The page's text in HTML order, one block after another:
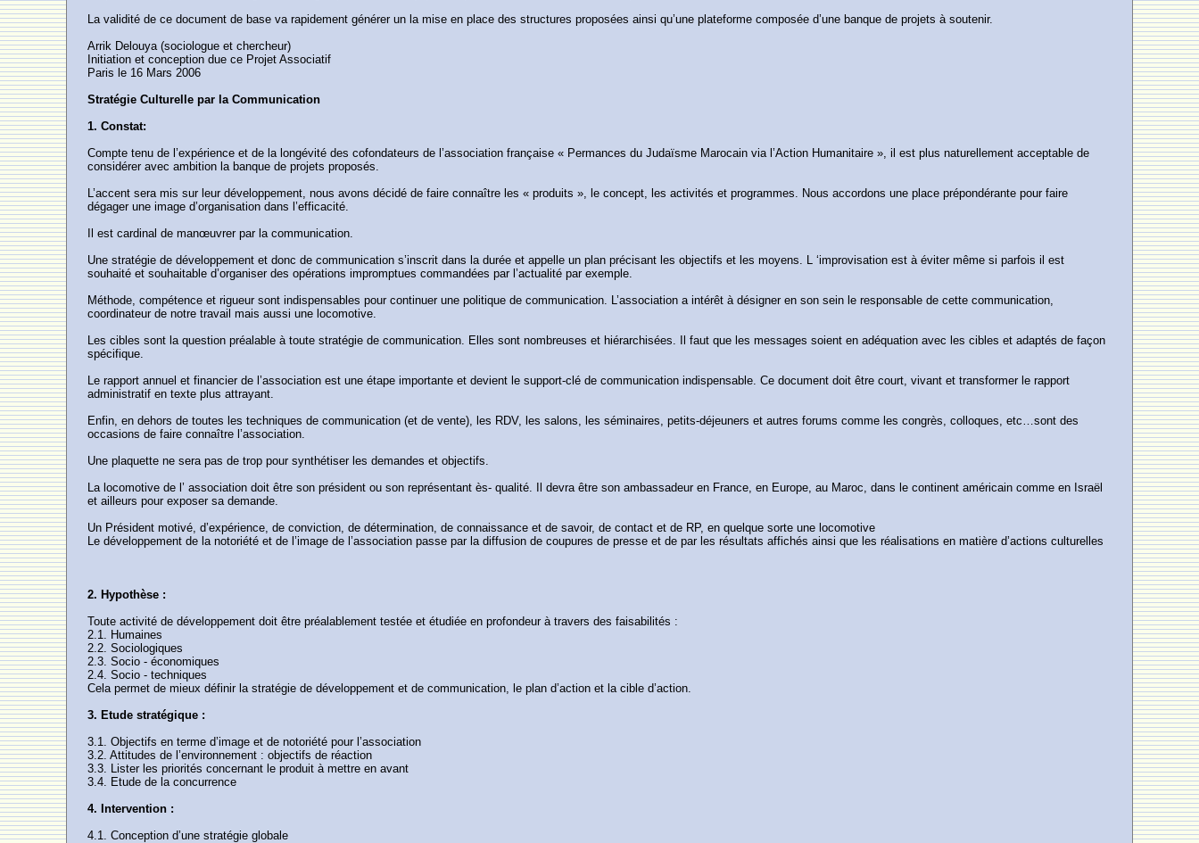
La validité de ce document de base va rapidement générer un la mise en place des structures proposées ainsi qu’une plateforme composée d’une banque de projets à soutenir.
Arrik Delouya (sociologue et chercheur)
Initiation et conception due ce Projet Associatif
Paris le 16 Mars 2006
Stratégie Culturelle par la Communication
1. Constat:
Compte tenu de l’expérience et de la longévité des cofondateurs de l’association française « Permances du Judaïsme Marocain via l’Action Humanitaire », il est plus naturellement acceptable de
considérer avec ambition la banque de projets proposés.
L’accent sera mis sur leur développement, nous avons décidé de faire connaître les « produits », le concept, les activités et programmes. Nous accordons une place prépondérante pour faire
dégager une image d’organisation dans l’efficacité.
Il est cardinal de manœuvrer par la communication.
Une stratégie de développement et donc de communication s’inscrit dans la durée et appelle un plan précisant les objectifs et les moyens. L ‘improvisation est à éviter même si parfois il est
souhaité et souhaitable d’organiser des opérations impromptues commandées par l’actualité par exemple.
Méthode, compétence et rigueur sont indispensables pour continuer une politique de communication. L’association a intérêt à désigner en son sein le responsable de cette communication,
coordinateur de notre travail mais aussi une locomotive.
Les cibles sont la question préalable à toute stratégie de communication. Elles sont nombreuses et hiérarchisées. Il faut que les messages soient en adéquation avec les cibles et adaptés de façon
spécifique.
Le rapport annuel et financier de l’association est une étape importante et devient le support-clé de communication indispensable. Ce document doit être court, vivant et transformer le rapport
administratif en texte plus attrayant.
Enfin, en dehors de toutes les techniques de communication (et de vente), les RDV, les salons, les séminaires, petits-déjeuners et autres forums comme les congrès, colloques, etc…sont des
occasions de faire connaître l’association.
Une plaquette ne sera pas de trop pour synthétiser les demandes et objectifs.
La locomotive de l’ association doit être son président ou son représentant ès- qualité. Il devra être son ambassadeur en France, en Europe, au Maroc, dans le continent américain comme en Israël
et ailleurs pour exposer sa demande.
Un Président motivé, d’expérience, de conviction, de détermination, de connaissance et de savoir, de contact et de RP, en quelque sorte une locomotive
Le développement de la notoriété et de l’image de l’association passe par la diffusion de coupures de presse et de par les résultats affichés ainsi que les réalisations en matière d’actions culturelles
2. Hypothèse :
Toute activité de développement doit être préalablement testée et étudiée en profondeur à travers des faisabilités :
2.1. Humaines
2.2. Sociologiques
2.3. Socio - économiques
2.4. Socio - techniques
Cela permet de mieux définir la stratégie de développement et de communication, le plan d’action et la cible d’action.
3. Etude stratégique :
3.1. Objectifs en terme d’image et de notoriété pour l’association
3.2. Attitudes de l’environnement : objectifs de réaction
3.3. Lister les priorités concernant le produit à mettre en avant
3.4. Etude de la concurrence
4. Intervention :
4.1. Conception d’une stratégie globale